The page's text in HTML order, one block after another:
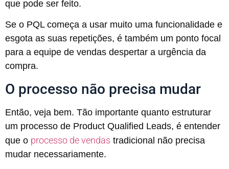
que pode ser feito.
Se o PQL começa a usar muito uma funcionalidade e
esgota as suas repetições, é também um ponto focal
para a equipe de vendas despertar a urgência da
compra.
O processo não precisa mudar
Então, veja bem. Tão importante quanto estruturar
um processo de Product Qualified Leads, é entender
que o processo de vendas tradicional não precisa
mudar necessariamente.